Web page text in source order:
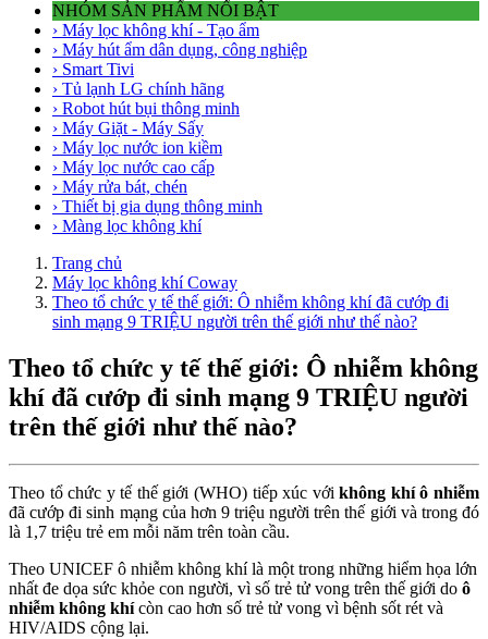
NHÓM SẢN PHẨM NỔI BẬT
› Máy lọc không khí - Tạo ẩm
› Máy hút ẩm dân dụng, công nghiệp
› Smart Tivi
› Tủ lạnh LG chính hãng
› Robot hút bụi thông minh
› Máy Giặt - Máy Sấy
› Máy lọc nước ion kiềm
› Máy lọc nước cao cấp
› Máy rửa bát, chén
› Thiết bị gia dụng thông minh
› Màng lọc không khí
Trang chủ
Máy lọc không khí Coway
Theo tổ chức y tế thế giới: Ô nhiễm không khí đã cướp đi
sinh mạng 9 TRIỆU người trên thế giới như thế nào?
Theo tổ chức y tế thế giới: Ô nhiễm không
khí đã cướp đi sinh mạng 9 TRIỆU người
trên thế giới như thế nào?
Theo tổ chức y tế thế giới (WHO) tiếp xúc vớikhông khí ô nhiễm
đã cướp đi sinh mạng của hơn 9 triệu người trên thế giới và trong đó
là 1,7 triệu trẻ em mỗi năm trên toàn cầu.
Theo UNICEF ô nhiễm không khí là một trong những hiểm họa lớn
nhất đe dọa sức khỏe con người, vì số trẻ tử vong trên thế giới do ô
nhiễm không khícòn cao hơn số trẻ tử vong vì bệnh sốt rét và
HIV/AIDS cộng lại.